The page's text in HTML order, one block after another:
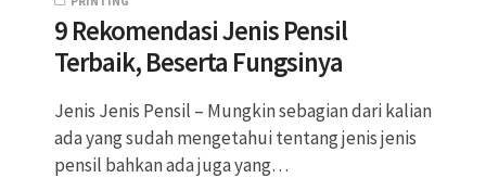
9 Rekomendasi Jenis Pensil
Terbaik, Beserta Fungsinya
Jenis Jenis Pensil – Mungkin sebagian dari kalian
ada yang sudah mengetahui tentang jenis jenis
pensil bahkan ada juga yang…